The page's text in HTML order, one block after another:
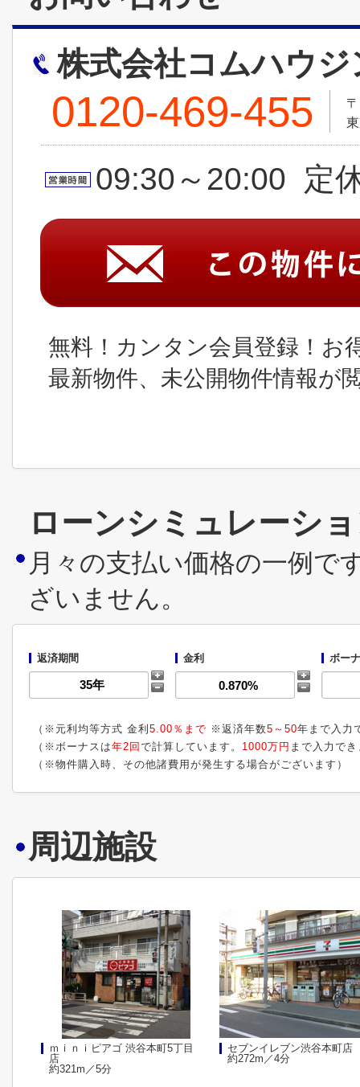
株式会社コムハウジ
0120-469-455
09:30～20:00 定
無料！カンタン会員登録！お
最新物件、未公開物件情報が
ローンシミュレーシ
月々の支払い価格の一例で
ざいません。
返済期間 金利 ボー
（※元利均等方式 金利 5.00％まで ※返済年数5～50年まで入力
（※ボーナスは年2回 で計算しています。 1000万円 まで入力で
（※物件購入時、その他諸費用が発生する場合がございます）
周辺施設
ｍｉｎｉピアゴ 渋谷本町5丁目
店
約321m／5分
セブンイレブン渋谷本町店
約272m／4分